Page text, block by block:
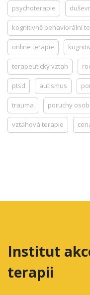
psychoterapie
kognitivně behaviorální
online terapie
terapeutický vztah
ptsd autismus
trauma poruchy
vztahová terapie
Institut
terapii